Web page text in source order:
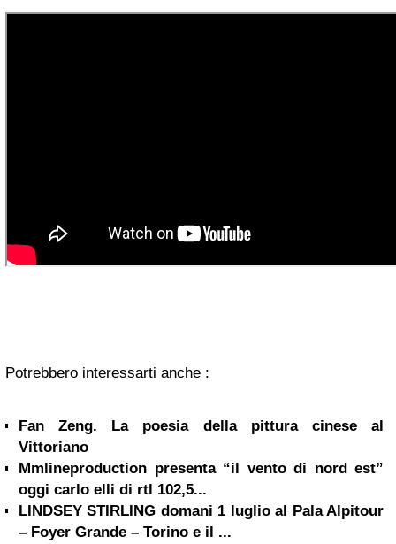
Potrebbero interessarti anche :
Fan Zeng. La poesia della pittura cinese al
Vittoriano
Mmlineproduction presenta “il vento di nord est”
oggi carlo elli di rtl 102,5...
LINDSEY STIRLING domani 1 luglio al Pala Alpitour
– Foyer Grande – Torino e il ...